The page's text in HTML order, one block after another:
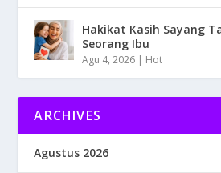
Hakikat Kasih Sayang
Seorang Ibu
Agu 4, 2026 | Hot
ARCHIVES
Agustus 2026